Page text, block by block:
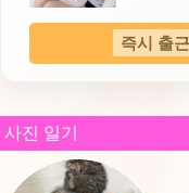
즉시 출
사진 일기